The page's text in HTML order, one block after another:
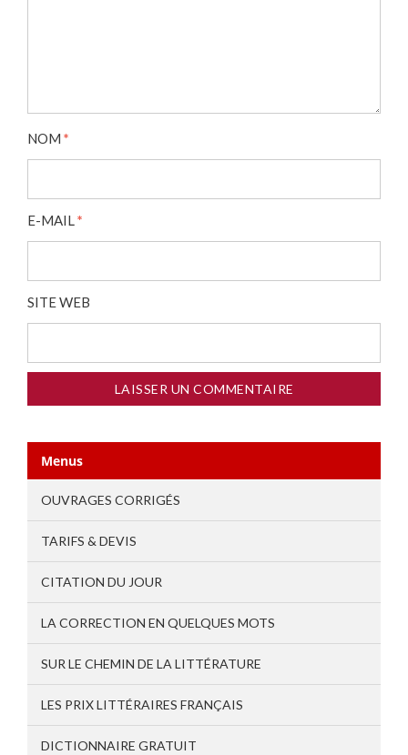
NOM *
E-MAIL*
SITE WEB
Menus
OUVRAGES CORRIGÉS
TARIFS & DEVIS
CITATION DU JOUR
LA CORRECTION EN QUELQUES MOTS
SUR LE CHEMIN DE LA LITTÉRATURE
LES PRIX LITTÉRAIRES FRANÇAIS
DICTIONNAIRE GRATUIT